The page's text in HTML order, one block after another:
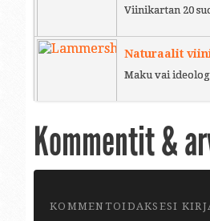
Viinikartan 20
Naturaalit
Maku vai
Kommentit &
KOMMENTOIDAKSESI